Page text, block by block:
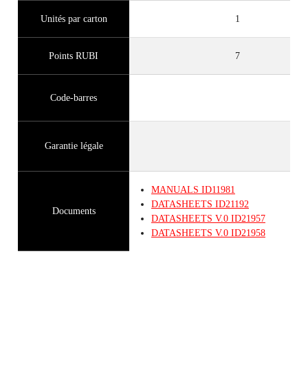
Unités par carton 1
Points RUBI 7
Code-barres
Garantie légale
Documents
MANUALS ID11981
DATASHEETS ID21192
DATASHEETS V.0 ID21957
DATASHEETS V.0 ID21958